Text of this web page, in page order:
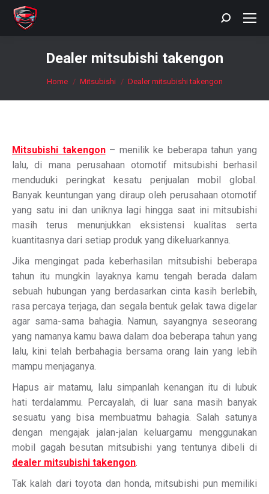
Search:
Dealer mitsubishi takengon
You are here:
Home Mitsubishi Dealer mitsubishi takengon
Mitsubishi takengon– menilik ke beberapa tahun yang
lalu, di mana perusahaan otomotif mitsubishi berhasil
menduduki peringkat kesatu penjualan mobil global.
Banyak keuntungan yang diraup oleh perusahaan otomotif
yang satu ini dan uniknya lagi hingga saat ini mitsubishi
masih terus menunjukkan eksistensi kualitas serta
kuantitasnya dari setiap produk yang dikeluarkannya.
Jika mengingat pada keberhasilan mitsubishi beberapa
tahun itu mungkin layaknya kamu tengah berada dalam
sebuah hubungan yang berdasarkan cinta kasih berlebih,
rasa percaya terjaga, dan segala bentuk gelak tawa digelar
agar sama-sama bahagia. Namun, sayangnya seseorang
yang namanya kamu bawa dalam doa beberapa tahun yang
lalu, kini telah berbahagia bersama orang lain yang lebih
mampu menjaganya.
Hapus air matamu, lalu simpanlah kenangan itu di lubuk
hati terdalammu. Percayalah, di luar sana masih banyak
sesuatu yang bisa membuatmu bahagia. Salah satunya
dengan mengajak jalan-jalan keluargamu menggunakan
mobil gagah besutan mitsubishi yang tentunya dibeli di
dealer mitsubishi takengon.
Tak kalah dari toyota dan honda, mitsubishi pun memiliki